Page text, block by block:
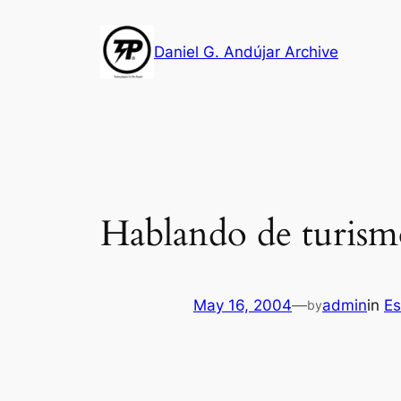
Daniel G. Andújar Archive
Hablando de
May 16, 2004—byadminin